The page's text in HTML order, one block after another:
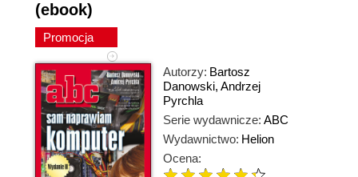
(ebook)
Promocja
Autorzy: Bartosz
Danowski, Andrzej
Pyrchla
Serie wydawnicze: ABC
Wydawnictwo: Helion
Ocena: